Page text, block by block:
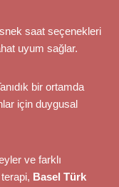
saat seçenekleri
uyum sağlar.
bir ortamda
için duygusal
ve farklı
Basel Türk